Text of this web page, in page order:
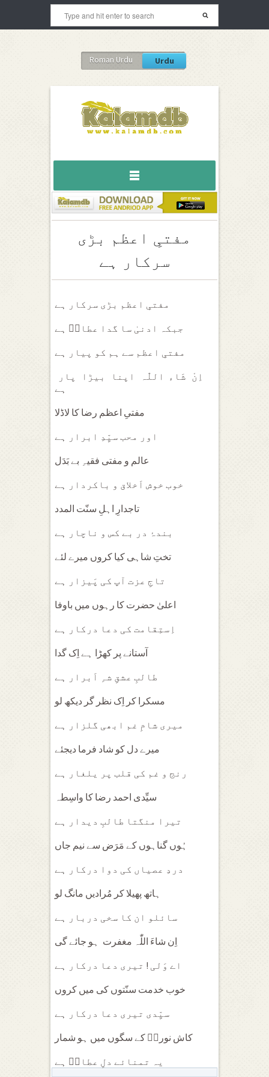
Roman Urdu Urdu
مفتیِ اعظم بڑی
سرکار ہے
مفتیِ اعظم بڑی سرکار ہے
جبکہ ادنیٰ سا گدا عطارؔ ہے
مفتیِ اعظم سے ہم کو پیار ہے
اِنْ شَاء اللّٰہ اپنا بیڑا پار
ہے
مفتیِ اعظم رضا کا لاڈلا
اور محب سیِّدِ ابرار ہے
عالم و مفتی فقیہِ بے بَدَل
خوب خوش اَخلاق و باکردار ہے
تاجدارِ اہلِ سنّت المدد
بندۂ در بے کس و ناچار ہے
تختِ شاہی کیا کروں میرے لئے
تاجِ عزت آپ کی پَیزار ہے
اعلیٰ حضرت کا رہوں میں باوفا
اِستِقامت کی دعا درکار ہے
آستانے پر کھڑا ہے اِک گدا
طالبِ عشقِ شہِ اَبرار ہے
مسکرا کر اِک نظر گر دیکھ لو
میری شامِ غم ابھی گلزار ہے
میرے دل کو شاد فرما دیجئے
رنج و غم کی قلب پر یلغار ہے
سیِّدی احمد رضا کا واسِطہ
تیرا منگتا طالبِ دیدار ہے
ہُوں گناہوں کے مَرَض سے نیم جاں
دردِ عصیاں کی دوا درکار ہے
ہاتھ پھیلا کر مُرادیں مانگ لو
سائلو ان کا سخی دربار ہے
اِن شاءَ اللّٰہ مغفرت ہو جائے گی
اے وَلی ! تیری دعا درکار ہے
خوب خدمت سنّتوں کی میں کروں
سیِّدی تیری دعا درکار ہے
کاش نوریؔ کے سگوں میں ہو شمار
یہ تمنائے دلِ عطارؔ ہے